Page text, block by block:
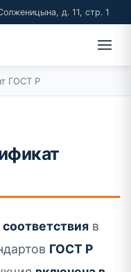
д. 11, стр. 1
ГОСТ Р
в
ГОСТ Р